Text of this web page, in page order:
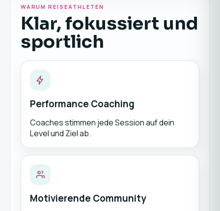
WARUM REISEATHLETEN
Klar, fokussiert und
sportlich
Performance Coaching
Coaches stimmen jede Session auf dein
Level und Ziel ab.
Motivierende Community